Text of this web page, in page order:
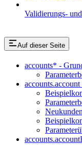
Validierungs-
Auf dieser Seite
accounts* -